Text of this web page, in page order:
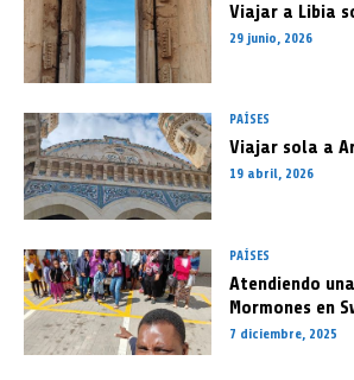
Viajar a Libia
29 junio, 2026
PAÍSES
Viajar sola a
19 abril, 2026
PAÍSES
Atendiendo
Mormones en
7 diciembre, 2025